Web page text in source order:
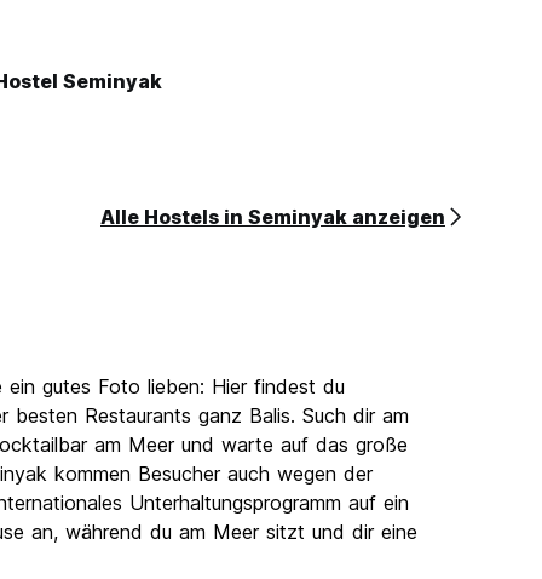
Seminyak
Alle Hostels in Seminyak anzeigen
gutes Foto lieben: Hier findest du
besten Restaurants ganz Balis. Such dir am
am Meer und warte auf das große
kommen Besucher auch wegen der
Unterhaltungsprogramm auf ein
an, während du am Meer sitzt und dir eine